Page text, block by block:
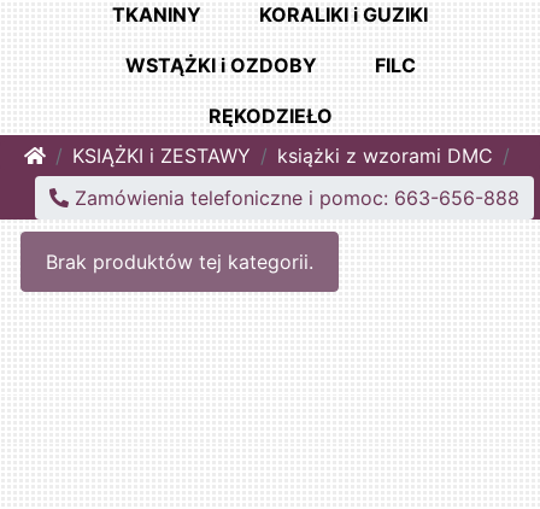
TKANINY KORALIKI i GUZIKI
WSTĄŻKI i OZDOBY FILC
RĘKODZIEŁO
HomeKSIĄŻKI i ZESTAWY
książki z wzorami DMC
Zamówienia telefoniczne i pomoc: 663-656-888
Brak produktów tej kategorii.